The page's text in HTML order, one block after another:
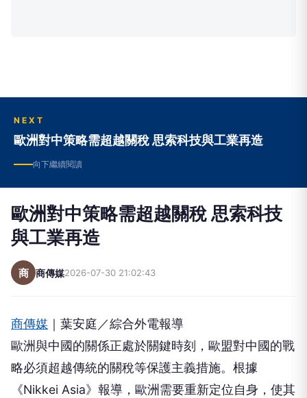
NEXT
歐洲對中策略需超越關稅 思索科技與工業再造
向下繼續閱讀
歐洲對中策略需超越關稅 思索科技
與工業再造
商 商傳媒2026-07-30 21:02:43
商傳媒 ｜葉安庭／綜合外電報導
歐洲與中國的關係正處於關鍵時刻，歐盟對中國的戰
略必須超越傳統的關稅等保護主義措施。根據
《Nikkei Asia》報導，歐洲需要重新定位自身，使其